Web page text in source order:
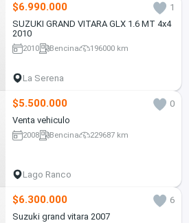
$6.990.000
1
SUZUKI GRAND VITARA GLX 1.6 MT 4x4
2010
2010 Bencina 196000 km
La Serena
$5.500.000
0
Venta vehiculo
2008 Bencina 229687 km
Lago Ranco
$6.300.000
6
Suzuki grand vitara 2007